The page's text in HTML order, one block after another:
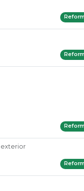
exterior